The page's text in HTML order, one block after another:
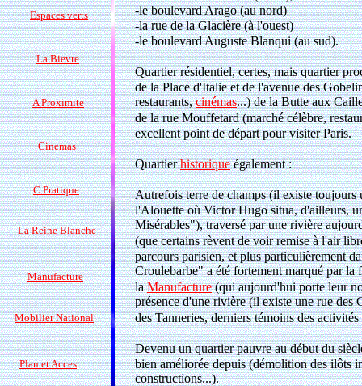
-le boulevard Arago (au nord)
-la rue de la Glacière (à l'ouest)
-le boulevard Auguste Blanqui (au sud).
Quartier résidentiel, certes, mais quartier
de la Place d'Italie et de l'avenue des
restaurants,cinémas...) de la Butte aux
de la rue Mouffetard (marché célèbre,
excellent point de départ pour visiter Paris.
Quartierhistoriqueégalement :
Autrefois terre de champs (il existe toujours
l'Alouette où Victor Hugo situa, d'ailleurs,
Misérables"), traversé par une rivière
(que certains rèvent de voir remise à l'air
parcours parisien, et plus particulièrement
Croulebarbe" a été fortement marqué par la
laManufacture(qui aujourd'hui porte leur
présence d'une rivière (il existe une rue des
des Tanneries, derniers témoins des activités
Devenu un quartier pauvre au début du
bien améliorée depuis (démolition des ilôts
constructions...).
Espaces verts
La Bievre
A Proximite
Cinemas
C Pratique
La Reine Blanche
Manufacture
Mobilier National
Plan et Acces